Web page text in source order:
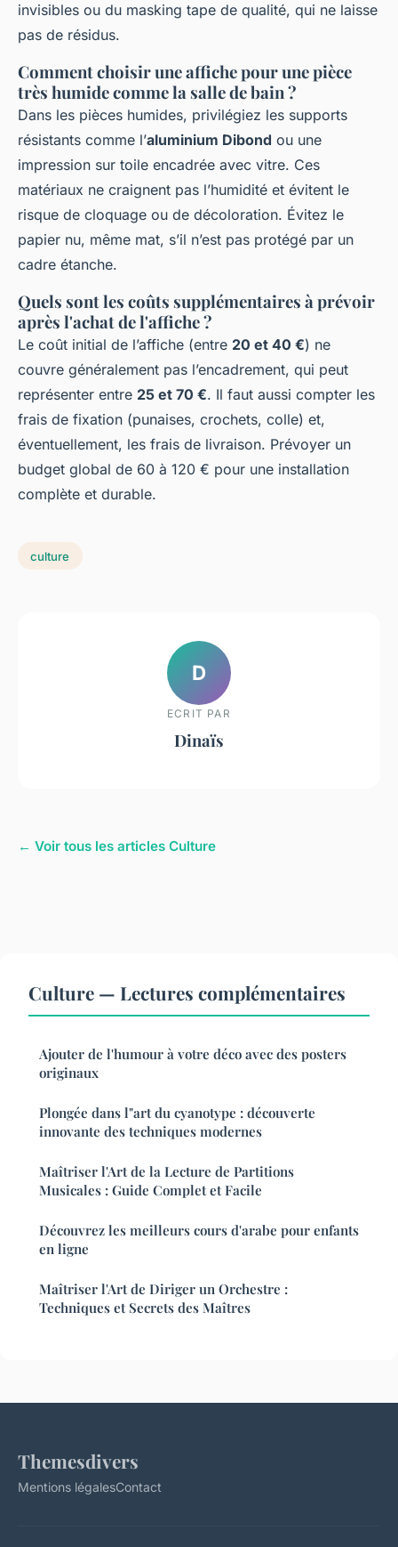
invisibles ou du masking tape de qualité, qui ne laisse
pas de résidus.
Comment choisir une affiche pour une pièce
très humide comme la salle de bain ?
Dans les pièces humides, privilégiez les supports
résistants comme l’aluminium Dibond ou une
impression sur toile encadrée avec vitre. Ces
matériaux ne craignent pas l’humidité et évitent le
risque de cloquage ou de décoloration. Évitez le
papier nu, même mat, s’il n’est pas protégé par un
cadre étanche.
Quels sont les coûts supplémentaires à prévoir
après l'achat de l'affiche ?
Le coût initial de l’affiche (entre 20 et 40 €) ne
couvre généralement pas l’encadrement, qui peut
représenter entre 25 et 70 €. Il faut aussi compter les
frais de fixation (punaises, crochets, colle) et,
éventuellement, les frais de livraison. Prévoyer un
budget global de 60 à 120 € pour une installation
complète et durable.
culture
D
ECRIT PAR
Dinaïs
← Voir tous les articles Culture
Culture — Lectures complémentaires
Ajouter de l'humour à votre déco avec des posters
originaux
Plongée dans l"art du cyanotype : découverte
innovante des techniques modernes
Maîtriser l'Art de la Lecture de Partitions
Musicales : Guide Complet et Facile
Découvrez les meilleurs cours d'arabe pour enfants
en ligne
Maîtriser l'Art de Diriger un Orchestre :
Techniques et Secrets des Maîtres
Themesdivers
Mentions légalesContact